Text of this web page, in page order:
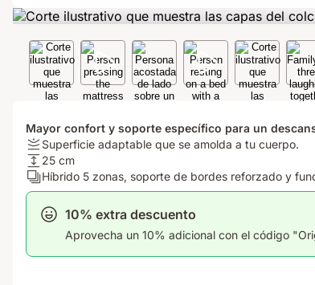
499,00 €
Mayor confort y soporte específico para un
Firmeza:
Superficie
adaptable
que
amolda
tu
Superficie adaptable que se amolda a tu cuerpo.
Altura
del
colchón:
25 cm
Número
de
capas:
Híbrido
zonas,
Híbrido 5 zonas, soporte de bordes reforzado y
10% extra descuento
Aprovecha un 10% adicional con el código